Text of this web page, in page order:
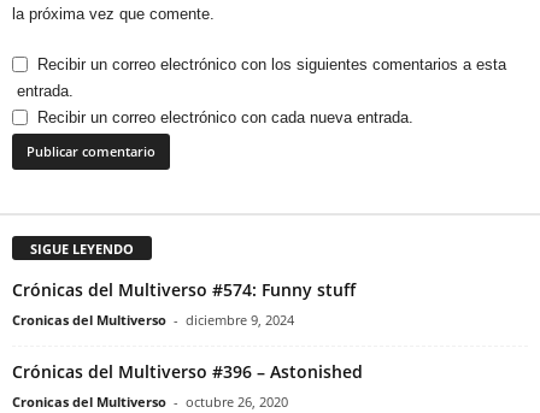
la próxima vez que comente.
Recibir un correo electrónico con los siguientes comentarios a esta
entrada.
Recibir un correo electrónico con cada nueva entrada.
SIGUE LEYENDO
Crónicas del Multiverso #574: Funny stuff
Cronicas del Multiverso - diciembre 9, 2024
Crónicas del Multiverso #396 – Astonished
Cronicas del Multiverso - octubre 26, 2020